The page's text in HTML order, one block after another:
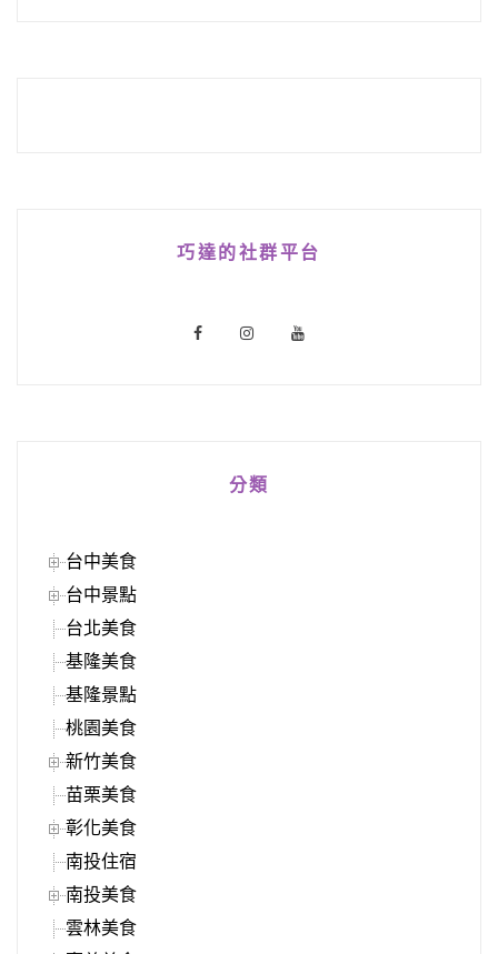
巧達的社群平台
分類
台中美食
台中景點
台北美食
基隆美食
基隆景點
桃園美食
新竹美食
苗栗美食
彰化美食
南投住宿
南投美食
雲林美食